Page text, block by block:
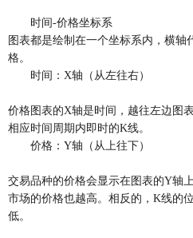
时间-价格坐标系
图表都是绘制在一个坐标系内，横轴
格。
时间：X轴（从左往右）
价格图表的X轴是时间，越往左边图
相应时间周期内即时的K线。
价格：Y轴（从上往下）
交易品种的价格会显示在图表的Y轴
市场的价格也越高。相反的，K线的
低。